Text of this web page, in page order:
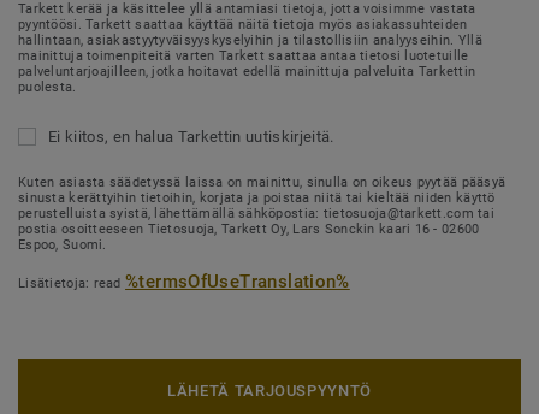
Tarkett kerää ja käsittelee yllä antamiasi tietoja, jotta voisimme vastata
pyyntöösi. Tarkett saattaa käyttää näitä tietoja myös asiakassuhteiden
hallintaan, asiakastyytyväisyyskyselyihin ja tilastollisiin analyyseihin. Yllä
mainittuja toimenpiteitä varten Tarkett saattaa antaa tietosi luotetuille
palveluntarjoajilleen, jotka hoitavat edellä mainittuja palveluita Tarkettin
puolesta.
Ei kiitos, en halua Tarkettin uutiskirjeitä.
Kuten asiasta säädetyssä laissa on mainittu, sinulla on oikeus pyytää pääsyä
sinusta kerättyihin tietoihin, korjata ja poistaa niitä tai kieltää niiden käyttö
perustelluista syistä, lähettämällä sähköpostia: tietosuoja@tarkett.com tai
postia osoitteeseen Tietosuoja, Tarkett Oy, Lars Sonckin kaari 16 - 02600
Espoo, Suomi.
Lisätietoja: read%termsOfUseTranslation%
LÄHETÄ TARJOUSPYYNTÖ